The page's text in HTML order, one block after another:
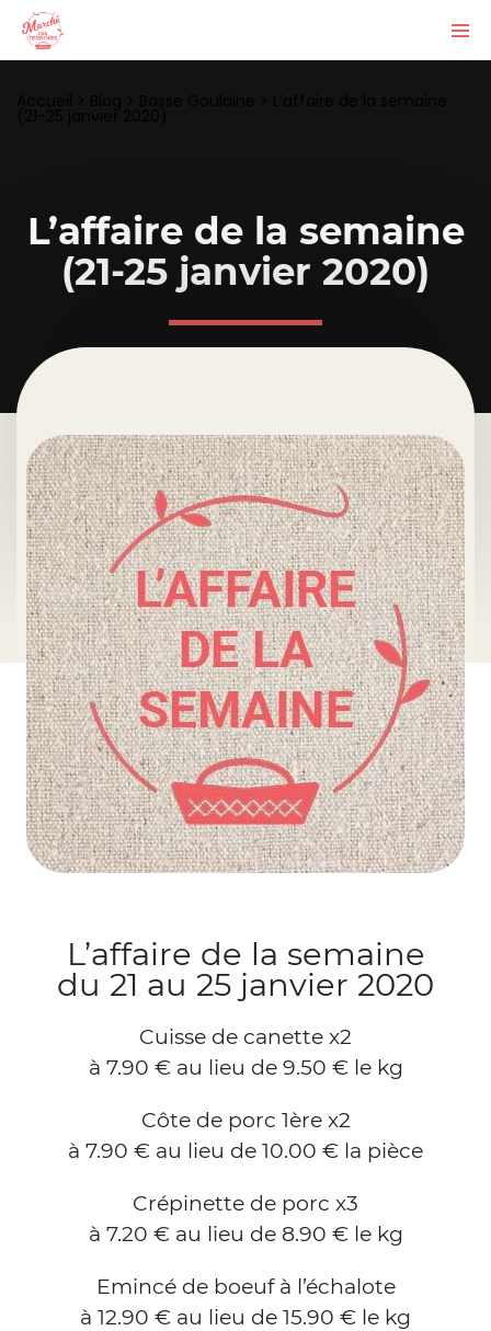
L’affaire de la semaine
(21-25 janvier 2020)
L’affaire de la semaine
du 21 au 25 janvier 2020
Cuisse de canette x2
à 7.90 € au lieu de 9.50 € le kg
Côte de porc 1ère x2
à 7.90 € au lieu de 10.00 € la pièce
Crépinette de porc x3
à 7.20 € au lieu de 8.90 € le kg
Emincé de boeuf à l’échalote
à 12.90 € au lieu de 15.90 € le kg